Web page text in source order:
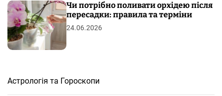
Чи потрібно поливати орхідею після
пересадки: правила та терміни
24.06.2026
Астрологія та Гороскопи